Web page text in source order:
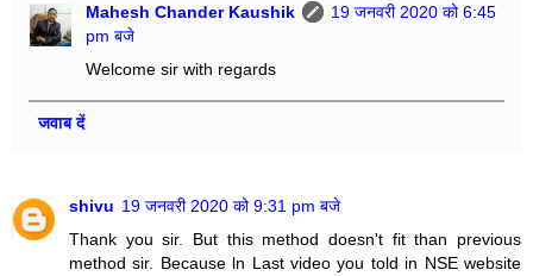
Mahesh Chander Kaushik
19 जनवरी 2020 को 6:45
pm बजे
Welcome sir with regards
जवाब दें
shivu 19 जनवरी 2020 को 9:31 pm बजे
Thank you sir. But this method doesn't fit than previous
method sir. Because ln Last video you told in NSE website